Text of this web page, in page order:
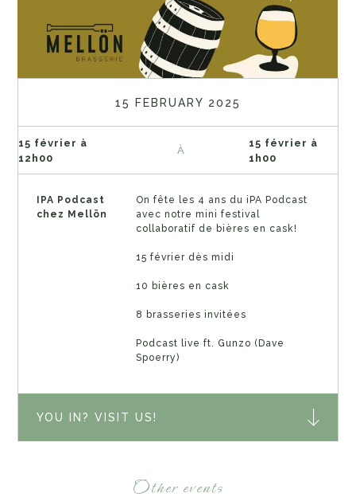
15 FEBRUARY 2025
15 février à
12h00
À
15 février à
1h00
IPA Podcast
chez Mellön
On fête les 4 ans du iPA Podcast
avec notre mini festival
collaboratif de bières en cask!
15 février dès midi
10 bières en cask
8 brasseries invitées
Podcast live ft. Gunzo (Dave
Spoerry)
YOU IN? VISIT US!
Other events